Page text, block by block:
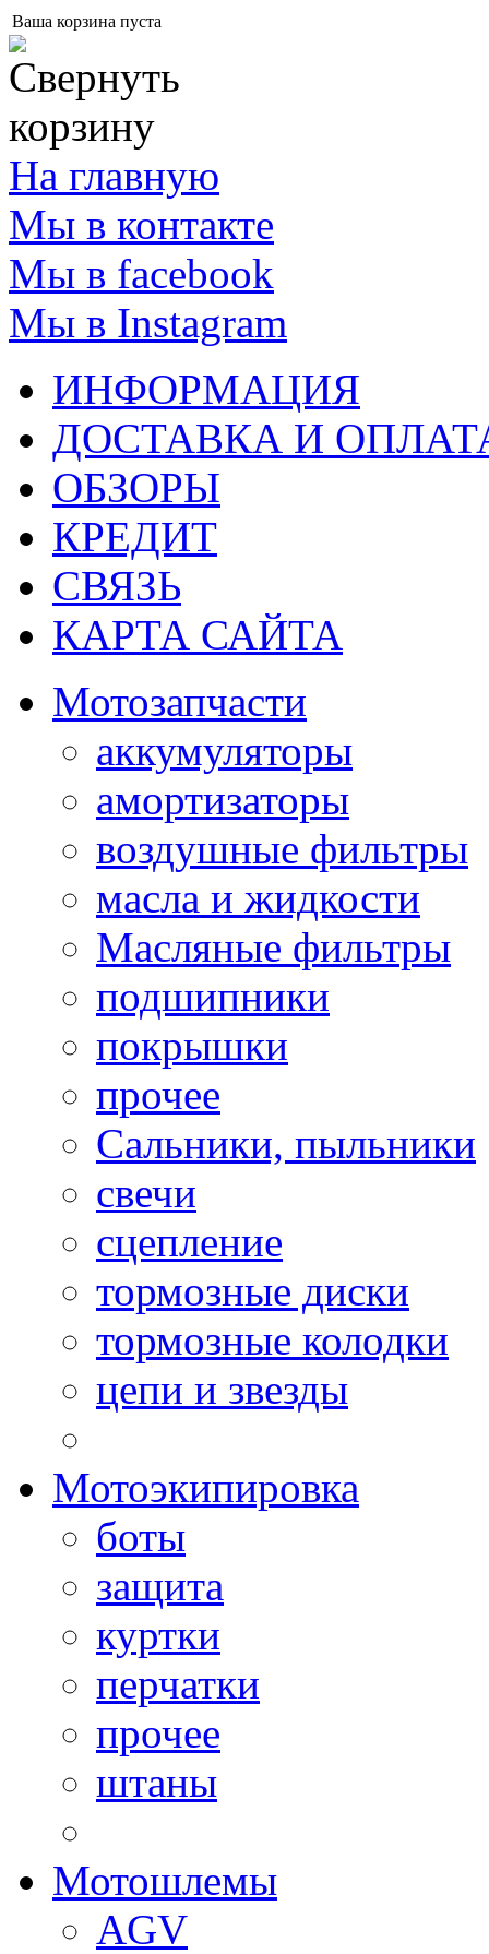
Ваша корзина пуста
На главную
Мы в контакте
Мы в facebook
Мы в Instagram
ИНФОРМАЦИЯ
ДОСТАВКА И
ОБЗОРЫ
КРЕДИТ
СВЯЗЬ
КАРТА САЙТА
Мотозапчасти
аккумуляторы
амортизаторы
воздушные фильтры
масла и жидкости
Масляные фильтры
подшипники
покрышки
прочее
Сальники, пыльники
свечи
сцепление
тормозные диски
тормозные колодки
цепи и звезды
Мотоэкипировка
боты
защита
куртки
перчатки
прочее
штаны
Мотошлемы
AGV